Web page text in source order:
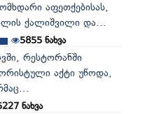
აფეთქებისას,
ქალიშვილი და...
5855 ნახვა
რესტორანში
აქტი უწოდა,
ნახვა